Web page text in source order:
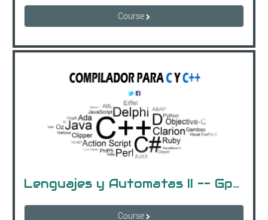
Course
Lenguajes y Automatas II -- Gpo "B" (18-19 hrs)
Course